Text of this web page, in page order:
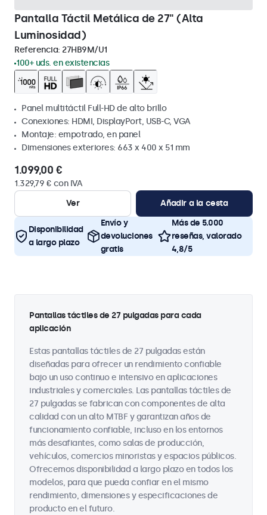
Pantalla Táctil Metálica de 27" (Alta
Luminosidad)
Referencia: 27HB9M/U1
100+ uds. en existencias
Panel multitáctil Full-HD de alto brillo
Conexiones: HDMI, DisplayPort, USB-C, VGA
Montaje: empotrado, en panel
Dimensiones exteriores: 663 x 400 x 51 mm
1.099,00 €
1.329,79 € con IVA
Ver
Añadir a la cesta
Disponibilidad
a largo plazo
Envío y
devoluciones
gratis
Más de 5.000
reseñas, valorado
4,8/5
Pantallas táctiles de 27 pulgadas para cada
aplicación
Estas pantallas táctiles de 27 pulgadas están
diseñadas para ofrecer un rendimiento confiable
bajo un uso continuo e intensivo en aplicaciones
industriales y comerciales. Las pantallas táctiles de
27 pulgadas se fabrican con componentes de alta
calidad con un alto MTBF y garantizan años de
funcionamiento confiable, incluso en los entornos
más desafiantes, como salas de producción,
vehículos, comercios minoristas y espacios públicos.
Ofrecemos disponibilidad a largo plazo en todos los
modelos, para que pueda confiar en el mismo
rendimiento, dimensiones y especificaciones de
producto en el futuro.